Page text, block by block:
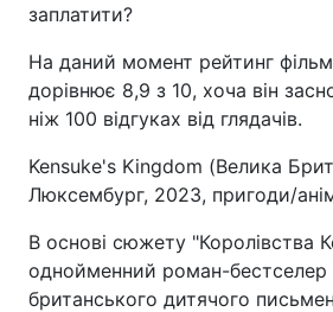
заплатити?
На даний момент рейтинг
дорівнює 8,9 з 10, хоча він
ніж 100 відгуках від глядачів.
Kensuke's Kingdom (Велика
Люксембург, 2023, пригоди/
В основі сюжету "Королівства
однойменний роман-бестселер
британського дитячого